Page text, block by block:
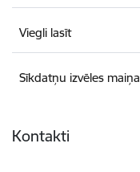
Viegli lasīt
Sīkdatņu izvēles maiņa
Kontakti